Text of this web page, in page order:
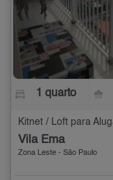
1 quarto
Kitnet / Loft para
Vila Ema
Zona Leste - São Paulo